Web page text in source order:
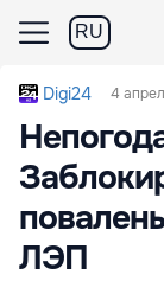
RU
Digi24 4
ЛЭП